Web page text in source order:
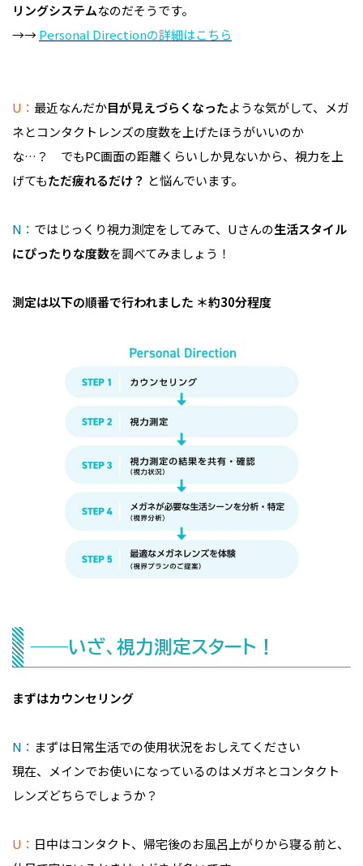
リングシステムなのだそうです。
→→Personal Directionの詳細はこちら
U： 最近なんだか目が見えづらくなったような気がして、メガ
ネとコンタクトレンズの度数を上げたほうがいいのか
な…？ でもPC画面の距離くらいしか見ないから、視力を上
げてもただ疲れるだけ？ と悩んでいます。
N： ではじっくり視力測定をしてみて、Uさんの生活スタイル
にぴったりな度数を調べてみましょう！
測定は以下の順番で行われました ＊約30分程度
——いざ、視力測定スタート！
まずはカウンセリング
N： まずは日常生活での使用状況をおしえてください
現在、メインでお使いになっているのはメガネとコンタクト
レンズどちらでしょうか？
U： 日中はコンタクト、帰宅後のお風呂上がりから寝る前と、